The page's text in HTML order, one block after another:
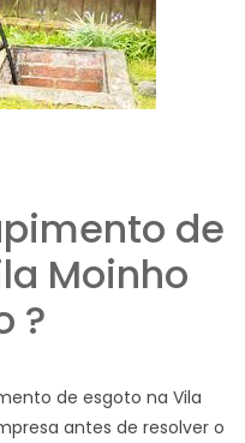
de
Moinho
?
de esgoto na Vila
antes de resolver o